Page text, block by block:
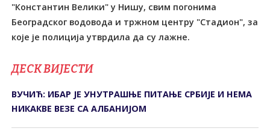
"Константин Велики" у Нишу, свим погонима
Београдског водовода и тржном центру "Стадион", за
које је полиција утврдила да су лажне.
ДЕСК ВИЈЕСТИ
ВУЧИЋ: ИБАР ЈЕ УНУТРАШЊЕ ПИТАЊЕ СРБИЈЕ И НЕМА
НИКАКВЕ ВЕЗЕ СА АЛБАНИЈОМ